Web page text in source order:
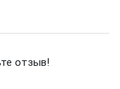
отзыв!